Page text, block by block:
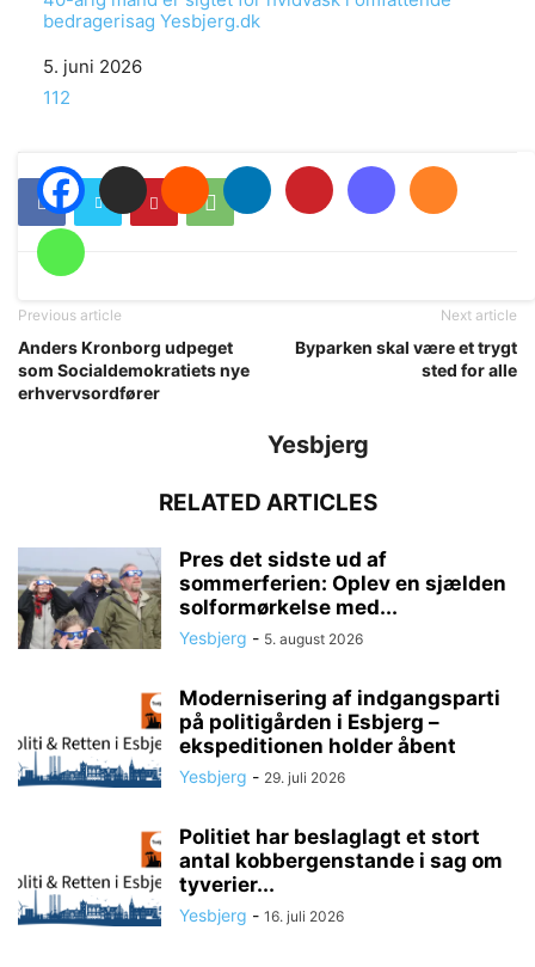
bedragerisag Yesbjerg.dk
Date
5. juni 2026
In relation to
112
Previous article
Anders Kronborg udpeget
som Socialdemokratiets nye
erhvervsordfører
Next article
Byparken skal være et trygt
sted for alle
Yesbjerg
RELATED ARTICLES
Pres det sidste ud af
sommerferien: Oplev en sjælden
solformørkelse med...
Yesbjerg - 5. august 2026
Modernisering af indgangsparti
på politigården i Esbjerg –
ekspeditionen holder åbent
Yesbjerg - 29. juli 2026
Politiet har beslaglagt et stort
antal kobbergenstande i sag om
tyverier...
Yesbjerg - 16. juli 2026